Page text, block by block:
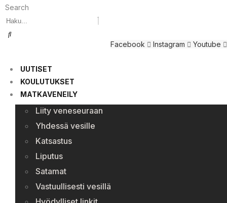
Search
Facebook Instagram Youtube
UUTISET
KOULUTUKSET
MATKAVENEILY
Liity veneseuraan
Yhdessä vesille
Katsastus
Liputus
Satamat
Vastuullisesti vesillä